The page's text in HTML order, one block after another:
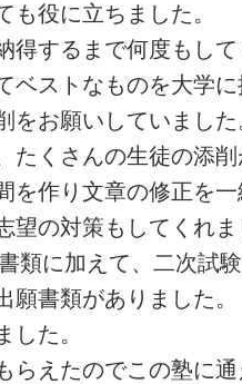
役に立ちました。
するまで何度もして
ベストなものを大学
お願いしていました
たくさんの生徒の添削
を作り文章の修正を一
の対策もしてくれま
類に加えて、二次試
書類がありました。
た。
らえたのでこの塾に通